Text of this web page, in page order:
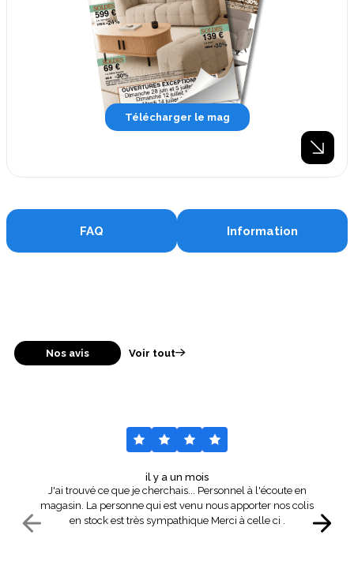
Télécharger le mag
FAQ Information
Nos avis Voir tout
il y a un mois
J'ai trouvé ce que je cherchais... Personnel à l'écoute en
magasin. La personne qui est venu nous apporter nos colis
en stock est très sympathique Merci à celle ci .